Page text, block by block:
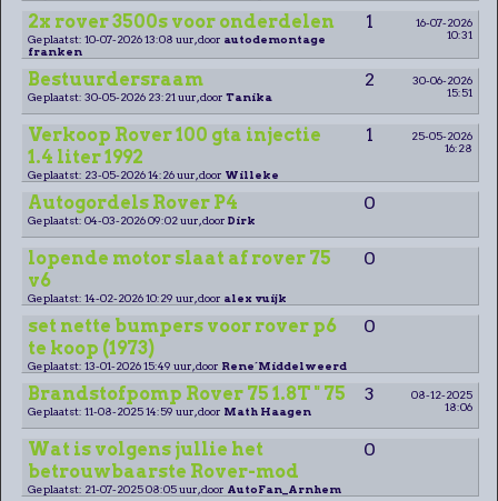
2x rover 3500s voor onderdelen 1
16-07-2026
10:31
Geplaatst: 10-07-2026 13:08 uur, door autodemontage
franken
Bestuurdersraam 2
30-06-2026
15:51
Geplaatst: 30-05-2026 23:21 uur, door Tanika
Verkoop Rover 100 gta injectie
1.4 liter 1992
1
25-05-2026
16:28
Geplaatst: 23-05-2026 14:26 uur, door Willeke
Autogordels Rover P4 0
Geplaatst: 04-03-2026 09:02 uur, door Dirk
lopende motor slaat af rover 75
v6
0
Geplaatst: 14-02-2026 10:29 uur, door alex vuijk
set nette bumpers voor rover p6
te koop (1973)
0
Geplaatst: 13-01-2026 15:49 uur, door Rene´Middelweerd
Brandstofpomp Rover 75 1.8T " 75 3
08-12-2025
18:06
Geplaatst: 11-08-2025 14:59 uur, door Math Haagen
Wat is volgens jullie het
betrouwbaarste Rover-mod
0
Geplaatst: 21-07-2025 08:05 uur, door AutoFan_Arnhem